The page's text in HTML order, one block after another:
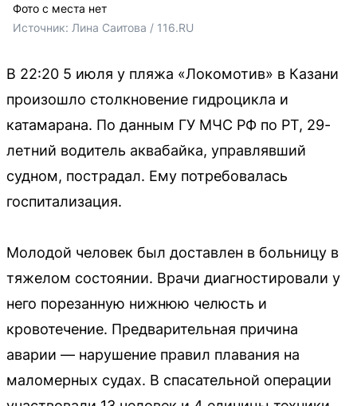
Фото с места нет
Источник: Лина Саитова / 116.RU
В 22:20 5 июля у пляжа «Локомотив» в Казани
произошло столкновение гидроцикла и
катамарана. По данным ГУ МЧС РФ по РТ, 29-
летний водитель аквабайка, управлявший
судном, пострадал. Ему потребовалась
госпитализация.
Молодой человек был доставлен в больницу в
тяжелом состоянии. Врачи диагностировали у
него порезанную нижнюю челюсть и
кровотечение. Предварительная причина
аварии — нарушение правил плавания на
маломерных судах. В спасательной операции